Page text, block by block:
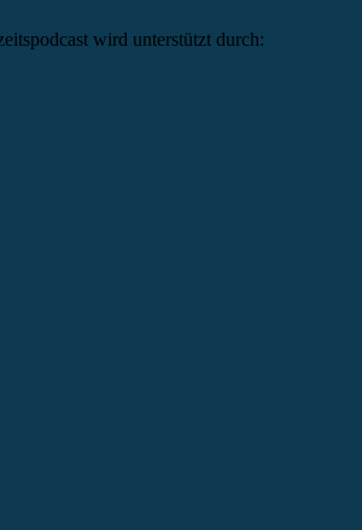
wird unterstützt durch: